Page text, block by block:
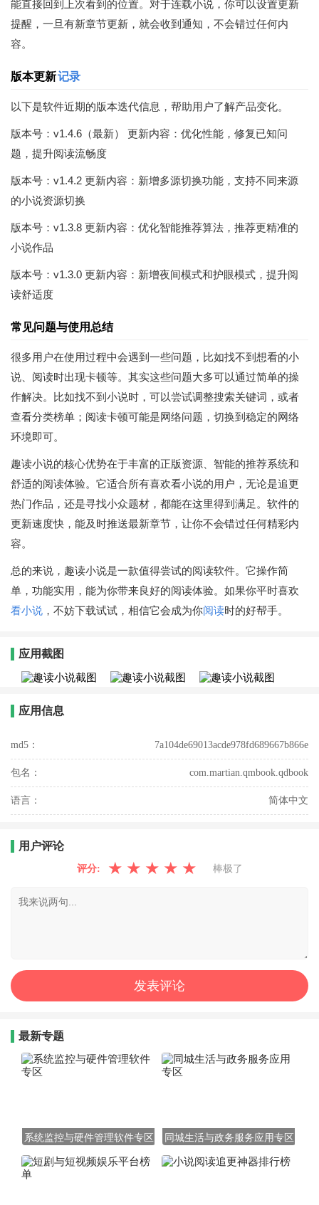
能直接回到上次看到的位置。对于连载小说，你可以设置更新
提醒，一旦有新章节更新，就会收到通知，不会错过任何内
容。
版本更新记录
以下是软件近期的版本迭代信息，帮助用户了解产品变化。
版本号：v1.4.6（最新） 更新内容：优化性能，修复已知问
题，提升阅读流畅度
版本号：v1.4.2 更新内容：新增多源切换功能，支持不同来源
的小说资源切换
版本号：v1.3.8 更新内容：优化智能推荐算法，推荐更精准的
小说作品
版本号：v1.3.0 更新内容：新增夜间模式和护眼模式，提升阅
读舒适度
常见问题与使用总结
很多用户在使用过程中会遇到一些问题，比如找不到想看的小
说、阅读时出现卡顿等。其实这些问题大多可以通过简单的操
作解决。比如找不到小说时，可以尝试调整搜索关键词，或者
查看分类榜单；阅读卡顿可能是网络问题，切换到稳定的网络
环境即可。
趣读小说的核心优势在于丰富的正版资源、智能的推荐系统和
舒适的阅读体验。它适合所有喜欢看小说的用户，无论是追更
热门作品，还是寻找小众题材，都能在这里得到满足。软件的
更新速度快，能及时推送最新章节，让你不会错过任何精彩内
容。
总的来说，趣读小说是一款值得尝试的阅读软件。它操作简
单，功能实用，能为你带来良好的阅读体验。如果你平时喜欢
看小说 ，不妨下载试试，相信它会成为你阅读时的好帮手。
应用截图
应用信息
md5： 7a104de69013acde978fd689667b866e
包名： com.martian.qmbook.qdbook
语言： 简体中文
用户评论
评分: ★ ★ ★ ★ ★ 棒极了
最新专题
系统监控与硬件管理软件专区 同城生活与政务服务应用专区